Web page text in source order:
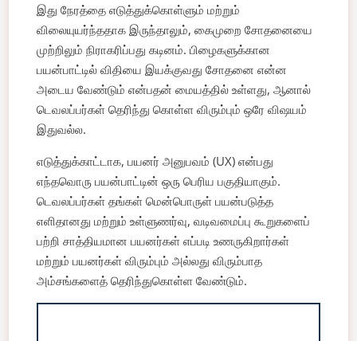
இது நேரத்தை எடுத்துக்கொள்ளும் மற்றும்
விலையுயர்ந்ததாக இருந்தாலும், கைமுறை சோதனையை
முற்றிலும் நிராகரிப்பது கடினம். பிழைகளுக்கான
பயன்பாட்டில் விதியை இயக்குவது சோதனை என்ன
அடைய வேண்டும் என்பதன் மையத்தில் உள்ளது, ஆனால்
டெவலப்பர்கள் தெரிந்து கொள்ள விரும்பும் ஒரே விஷயம்
இதுவல்ல.
எடுத்துக்காட்டாக, பயனர் அனுபவம் (UX) என்பது
எந்தவொரு பயன்பாட்டின் ஒரு பெரிய பகுதியாகும்.
டெவலப்பர்கள் தங்கள் மென்பொருள் பயன்படுத்த
எளிதானது மற்றும் உள்ளுணர்வு, வடிவமைப்பு கூறுகளைப்
பற்றி சாத்தியமான பயனர்கள் எப்படி உணருகிறார்கள்
மற்றும் பயனர்கள் விரும்பும் அல்லது விரும்பாத
அம்சங்களைத் தெரிந்துகொள்ள வேண்டும்.